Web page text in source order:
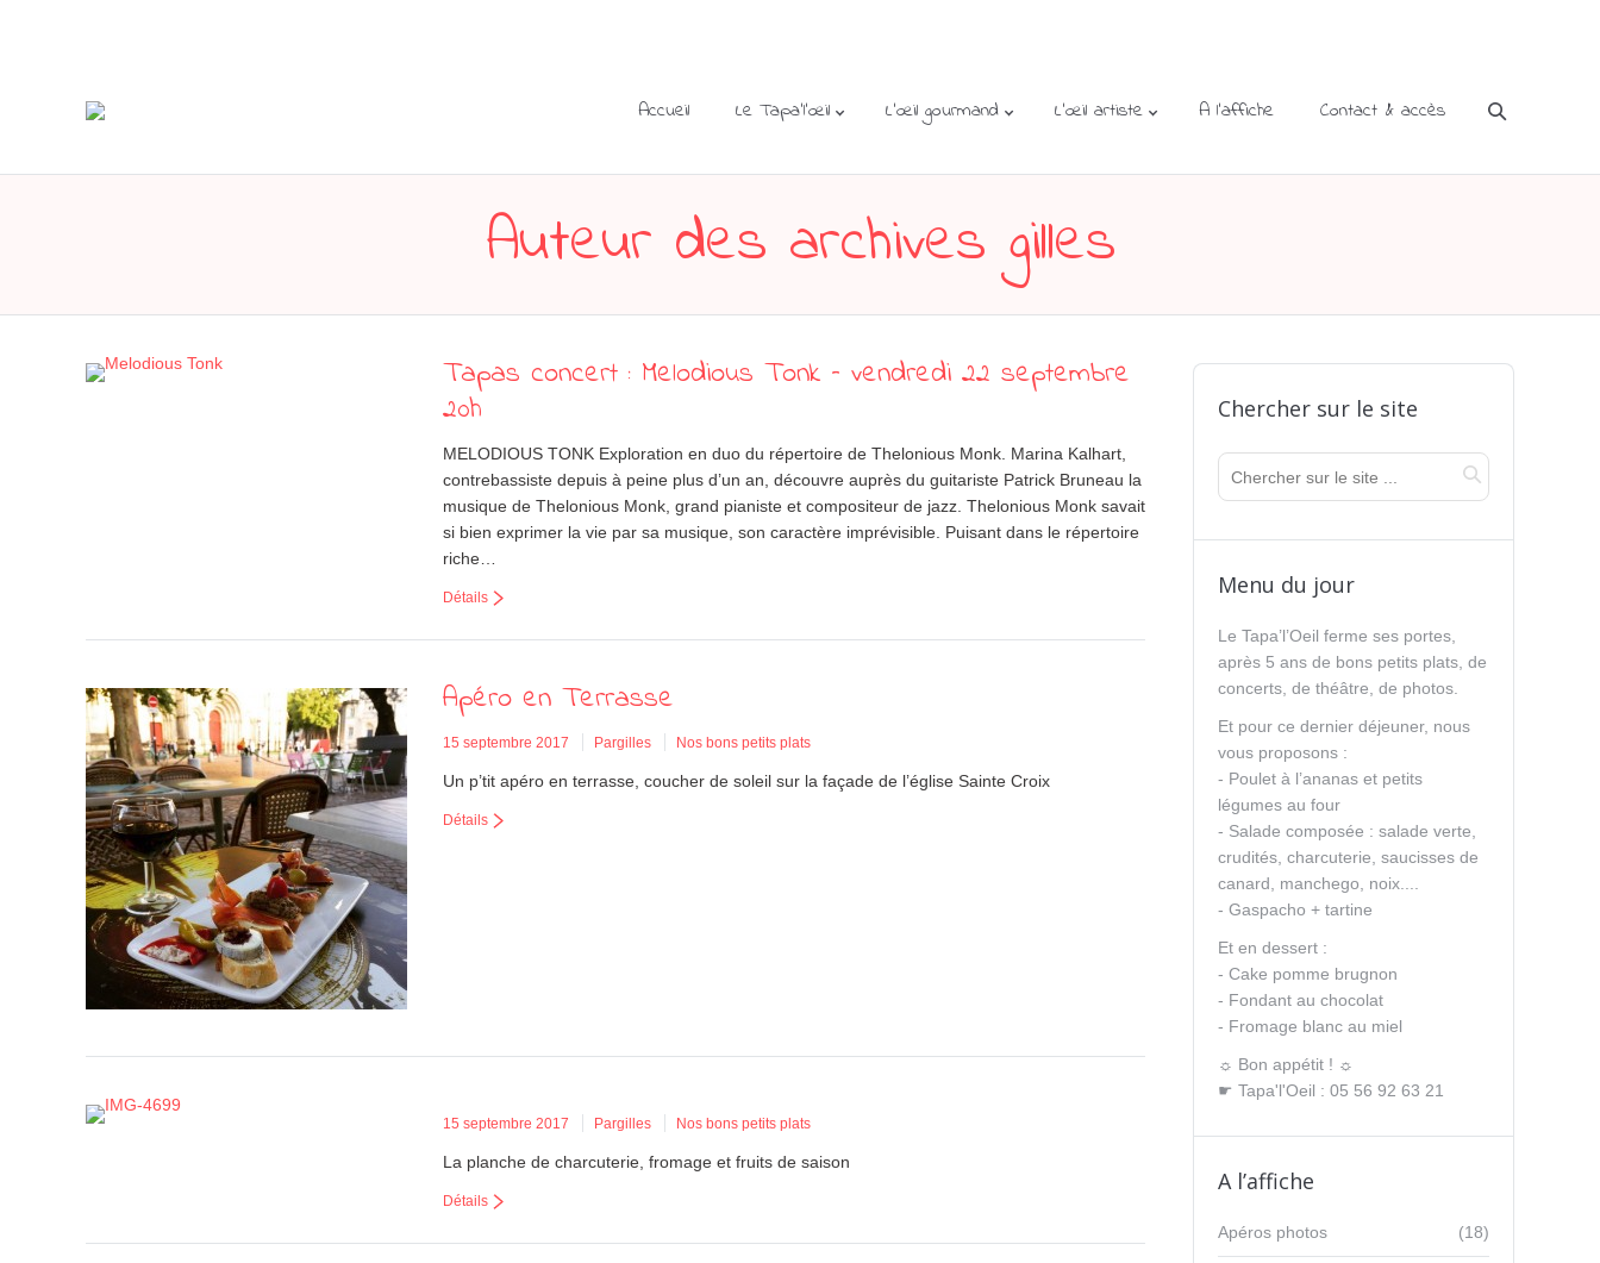
Accueil Le Tapa’l’œil L’œil gourmand L’œil artiste A l’affiche Contact & accès
Auteur des archives gilles
Tapas concert : Melodious Tonk – vendredi 22 septembre
20h
MELODIOUS TONK Exploration en duo du répertoire de Thelonious Monk. Marina Kalhart,
contrebassiste depuis à peine plus d’un an, découvre auprès du guitariste Patrick Bruneau la
musique de Thelonious Monk, grand pianiste et compositeur de jazz. Thelonious Monk savait
si bien exprimer la vie par sa musique, son caractère imprévisible. Puisant dans le répertoire
riche…
Détails
Apéro en Terrasse
15 septembre 2017 Pargilles Nos bons petits plats
Un p’tit apéro en terrasse, coucher de soleil sur la façade de l’église Sainte Croix
Détails
15 septembre 2017 Pargilles Nos bons petits plats
La planche de charcuterie, fromage et fruits de saison
Détails
Chercher sur le site
Menu du jour
Le Tapa’l’Oeil ferme ses portes,
après 5 ans de bons petits plats, de
concerts, de théâtre, de photos.
Et pour ce dernier déjeuner, nous
vous proposons :
- Poulet à l’ananas et petits
légumes au four
- Salade composée : salade verte,
crudités, charcuterie, saucisses de
canard, manchego, noix....
- Gaspacho + tartine
Et en dessert :
- Cake pomme brugnon
- Fondant au chocolat
- Fromage blanc au miel
☼ Bon appétit ! ☼
☛ Tapa'l'Oeil : 05 56 92 63 21
A l’affiche
(18)
Apéros photos